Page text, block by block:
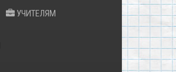
УЧИТЕЛЯМ